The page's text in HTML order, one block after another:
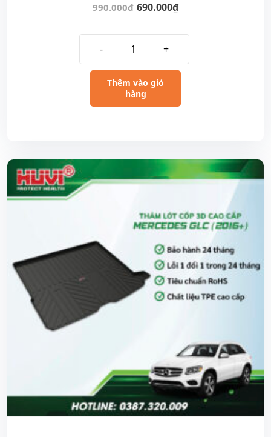
990.000₫ 690.000₫
- +
Thêm vào giỏ
hàng